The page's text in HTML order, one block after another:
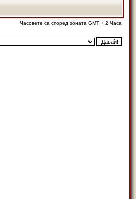
Часовете са според зоната GMT + 2 Часа